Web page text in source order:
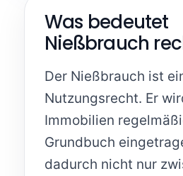
Was bedeutet
Nießbrauch
Der Nießbrauch ist
Nutzungsrecht. Er
Immobilien
Grundbuch
dadurch nicht nur